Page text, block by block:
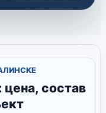
состав